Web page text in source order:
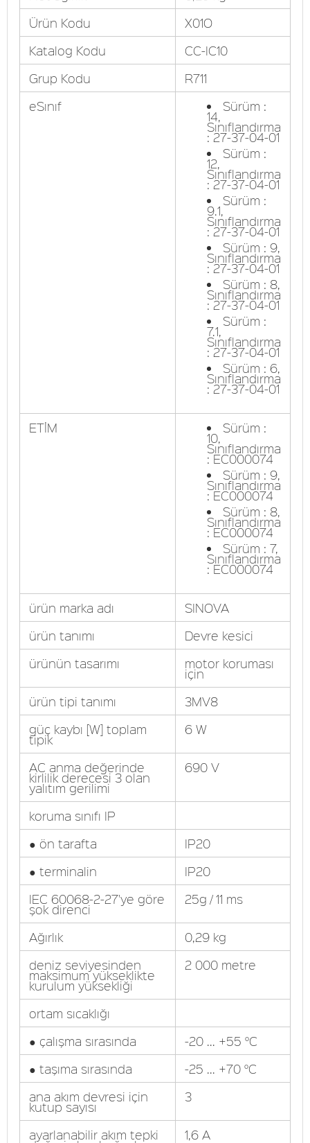
Ürün Kodu
X01O
Katalog Kodu
CC-IC10
Grup Kodu
R711
eSınıf
Sürüm :
14,
Sınıflandırma
: 27-37-04-01
Sürüm :
12,
Sınıflandırma
: 27-37-04-01
Sürüm :
9.1,
Sınıflandırma
: 27-37-04-01
Sürüm : 9,
Sınıflandırma
: 27-37-04-01
Sürüm : 8,
Sınıflandırma
: 27-37-04-01
Sürüm :
7.1,
Sınıflandırma
: 27-37-04-01
Sürüm : 6,
Sınıflandırma
: 27-37-04-01
ETİM Sürüm :
10,
Sınıflandırma
: EC000074
Sürüm : 9,
Sınıflandırma
: EC000074
Sürüm : 8,
Sınıflandırma
: EC000074
Sürüm : 7,
Sınıflandırma
: EC000074
ürün marka adı
SINOVA
ürün tanımı
Devre kesici
ürünün tasarımı
motor koruması
için
ürün tipi tanımı
3MV8
güç kaybı [W] toplam
tipik
6 W
AC anma değerinde
kirlilik derecesi 3 olan
yalıtım gerilimi
690 V
koruma sınıfı IP
● ön tarafta
IP20
● terminalin
IP20
IEC 60068-2-27'ye göre
şok direnci
25g / 11 ms
Ağırlık
0,29 kg
deniz seviyesinden
maksimum yükseklikte
kurulum yüksekliği
2 000 metre
ortam sıcaklığı
● çalışma sırasında
-20 ... +55 °C
● taşıma sırasında
-25 ... +70 °C
ana akım devresi için
kutup sayısı
3
ayarlanabilir akım tepki 1,6 A